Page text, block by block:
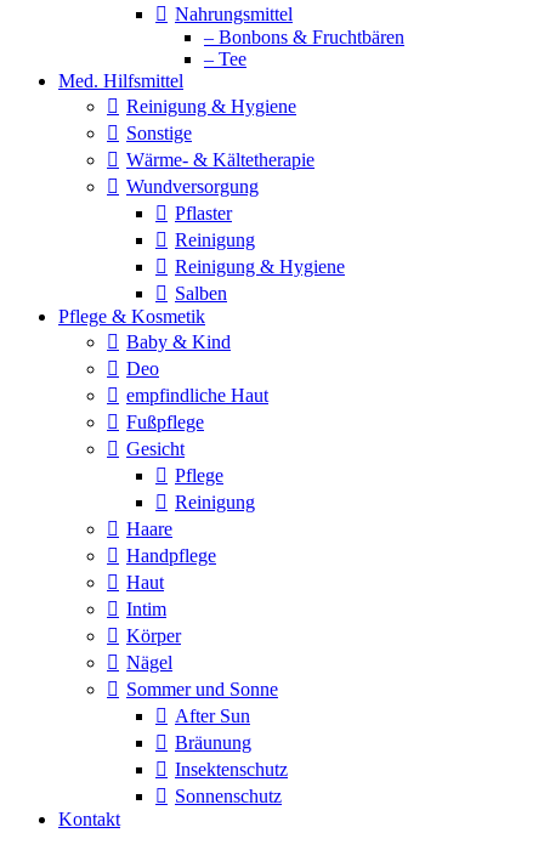
Nahrungsmittel
– Bonbons & Fruchtbären
– Tee
Med. Hilfsmittel
Reinigung & Hygiene
Sonstige
Wärme- & Kältetherapie
Wundversorgung
Pflaster
Reinigung
Reinigung & Hygiene
Salben
Pflege & Kosmetik
Baby & Kind
Deo
empfindliche Haut
Fußpflege
Gesicht
Pflege
Reinigung
Haare
Handpflege
Haut
Intim
Körper
Nägel
Sommer und Sonne
After Sun
Bräunung
Insektenschutz
Sonnenschutz
Kontakt